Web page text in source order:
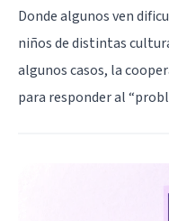
Donde algunos ven
niños de distintas
algunos casos, la
para responder al